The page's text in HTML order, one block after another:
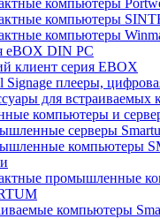
компьютеры
компьютеры
компьютеры
eBOX DIN PC
клиент серия EBOX
Signage плееры,
для встраиваемых
компьютеры и
серверы
компьютеры
промышленные
компьютеры